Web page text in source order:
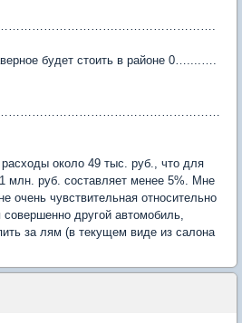
будет стоить в районе 0…....….
около 49 тыс. руб., что для
млн. руб. составляет менее 5%. Мне
очень чувствительная относительно
совершенно другой автомобиль,
за лям (в текущем виде из салона